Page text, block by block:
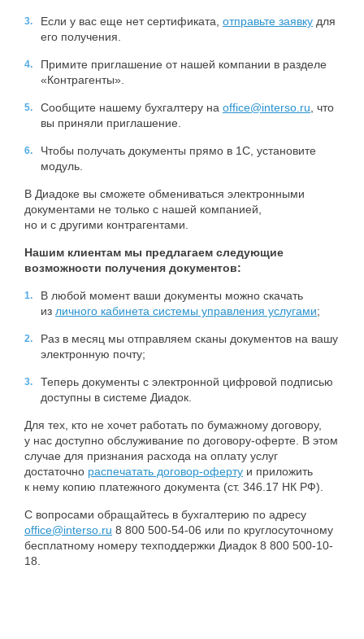
Если у вас еще нет сертификата, отправьте заявку для
его получения.
Примите приглашение от нашей компании в разделе
«Контрагенты».
Сообщите нашему бухгалтеру на office@interso.ru , что
вы приняли приглашение.
Чтобы получать документы прямо в 1С, установите
модуль.
В Диадоке вы сможете обмениваться электронными
документами не только с нашей компанией,
но и с другими контрагентами.
Нашим клиентам мы предлагаем следующие
возможности получения документов:
В любой момент ваши документы можно скачать
из личного кабинета системы управления услугами;
Раз в месяц мы отправляем сканы документов на вашу
электронную почту;
Теперь документы с электронной цифровой подписью
доступны в системе Диадок.
Для тех, кто не хочет работать по бумажному договору,
у нас доступно обслуживание по договору-оферте. В этом
случае для признания расхода на оплату услуг
достаточно распечатать договор-оферту и приложить
к нему копию платежного документа (ст. 346.17 НК РФ).
С вопросами обращайтесь в бухгалтерию по адресу
office@interso.ru 8 800 500-54-06 или по круглосуточному
бесплатному номеру техподдержки Диадок 8 800 500-10-
18.